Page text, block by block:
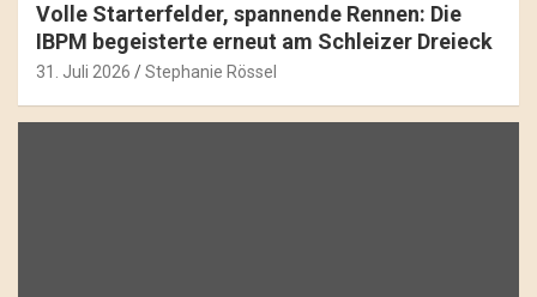
Volle Starterfelder, spannende Rennen: Die
IBPM begeisterte erneut am Schleizer Dreieck
31. Juli 2026 Stephanie Rössel